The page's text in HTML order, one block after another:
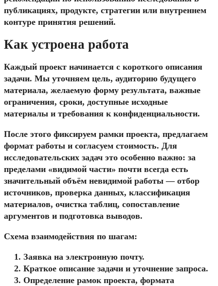
публикациях, продукте, стратегии или внутреннем
контуре принятия решений.
Как устроена работа
Каждый проект начинается с короткого описания
задачи. Мы уточняем цель, аудиторию будущего
материала, желаемую форму результата, важные
ограничения, сроки, доступные исходные
материалы и требования к конфиденциальности.
После этого фиксируем рамки проекта, предлагаем
формат работы и согласуем стоимость. Для
исследовательских задач это особенно важно: за
пределами «видимой части» почти всегда есть
значительный объём невидимой работы — отбор
источников, проверка данных, классификация
материалов, очистка таблиц, сопоставление
аргументов и подготовка выводов.
Схема взаимодействия по шагам:
Заявка на электронную почту.
Краткое описание задачи и уточнение запроса.
Определение рамок проекта, формата